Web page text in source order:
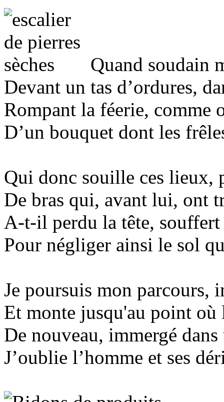
Quand soudain
Devant un tas d’ordures,
Rompant la féerie, comme
D’un bouquet dont les
Qui donc souille ces lieux,
De bras qui, avant lui, ont
A-t-il perdu la tête,
Pour négliger ainsi le sol
Je poursuis mon parcours,
Et monte jusqu'au point où
De nouveau, immergé
J’oublie l’homme et ses